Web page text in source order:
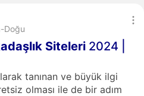
Doğu
Siteleri 2024 |
tanınan ve büyük ilgi
olması ile de bir adım